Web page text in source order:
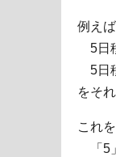
例えば
5日
5日
をそ
これ
「5